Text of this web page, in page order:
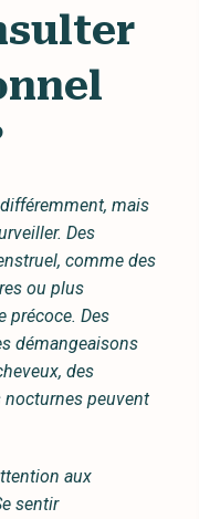
mais
Des
comme des
ou plus
précoce. Des
démangeaisons
des
nocturnes peuvent
aux
sentir